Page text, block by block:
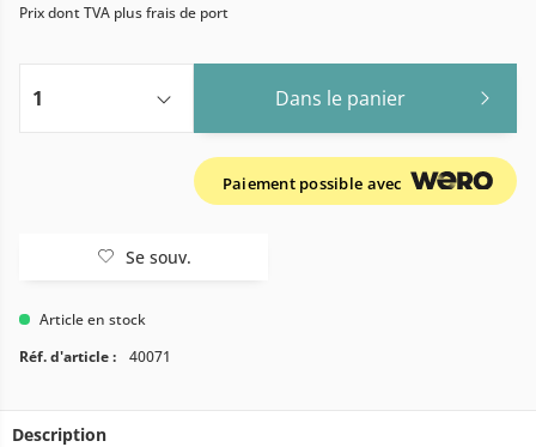
Prix dont TVA plus frais de port
Dans le panier
Paiement possible avec
Se souv.
Article en stock
Réf. d'article :
40071
Description